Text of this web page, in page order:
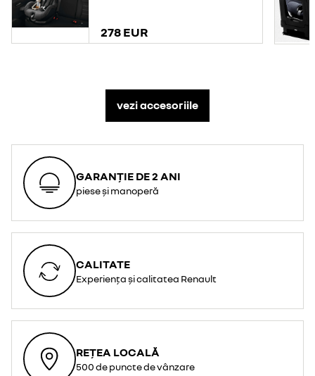
278 EUR
vezi accesoriile
GARANȚIE DE 2 ANI
piese și manoperă
CALITATE
Experiența și calitatea Renault
REȚEA LOCALĂ
500 de puncte de vânzare